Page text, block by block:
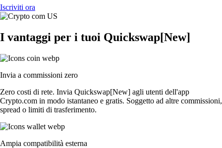
Iscriviti ora
I vantaggi per i tuoi Quickswap[New]
Invia a commissioni zero
Zero costi di rete. Invia Quickswap[New] agli utenti dell'app
Crypto.com in modo istantaneo e gratis. Soggetto ad altre commissioni,
spread o limiti di trasferimento.
Ampia compatibilità esterna